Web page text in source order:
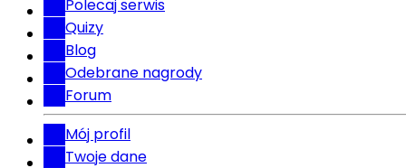
Polecaj serwis
Quizy
Blog
Odebrane nagrody
Forum
Mój profil
Twoje dane